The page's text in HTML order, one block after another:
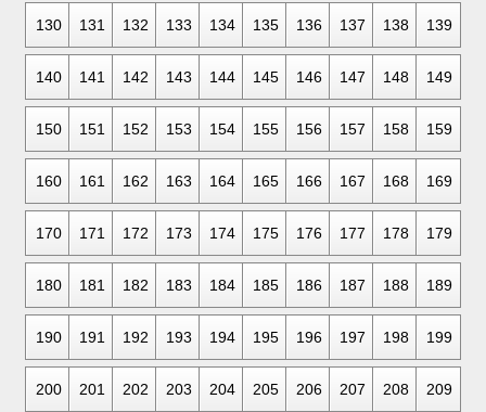
130 131 132 133 134 135 136 137 138 139
140 141 142 143 144 145 146 147 148 149
150 151 152 153 154 155 156 157 158 159
160 161 162 163 164 165 166 167 168 169
170 171 172 173 174 175 176 177 178 179
180 181 182 183 184 185 186 187 188 189
190 191 192 193 194 195 196 197 198 199
200 201 202 203 204 205 206 207 208 209